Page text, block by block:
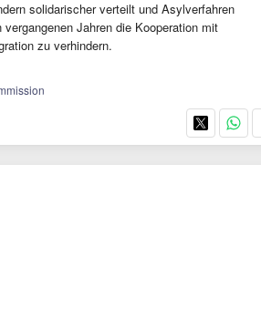
solidarischer verteilt und Asylverfahren
Jahren die Kooperation mit
zu verhindern.